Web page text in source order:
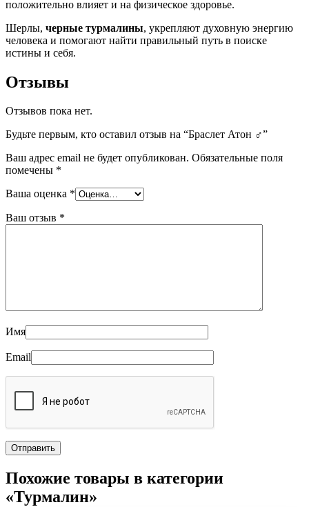
положительно влияет и на физическое здоровье.
Шерлы, черные турмалины, укрепляют духовную энергию
человека и помогают найти правильный путь в поиске
истины и себя.
Отзывы
Отзывов пока нет.
Будьте первым, кто оставил отзыв на “Браслет Атон ♂”
Ваш адрес email не будет опубликован. Обязательные поля
помечены *
Ваша оценка *
Ваш отзыв *
Имя
Email
Похожие товары в категории
«Турмалин»